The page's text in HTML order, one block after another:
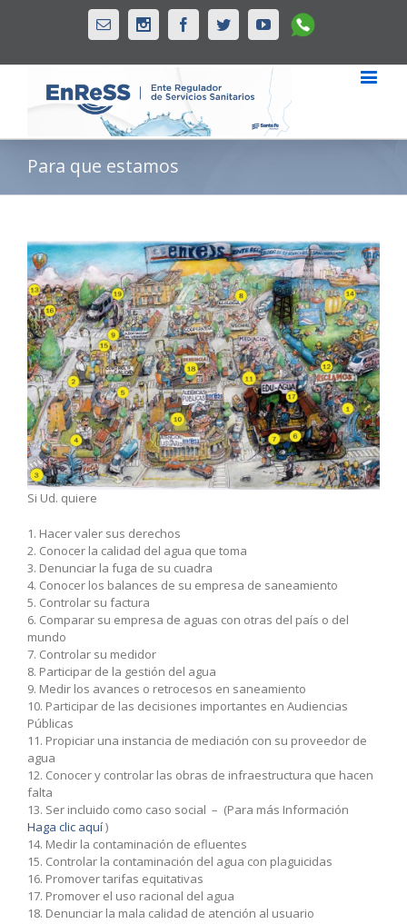
Email InstagramFacebookTwitterYoutubeWhatsapp
Para que estamos
Si Ud. quiere
1. Hacer valer sus derechos
2. Conocer la calidad del agua que toma
3. Denunciar la fuga de su cuadra
4. Conocer los balances de su empresa de saneamiento
5. Controlar su factura
6. Comparar su empresa de aguas con otras del país o del
mundo
7. Controlar su medidor
8. Participar de la gestión del agua
9. Medir los avances o retrocesos en saneamiento
10. Participar de las decisiones importantes en Audiencias
Públicas
11. Propiciar una instancia de mediación con su proveedor de
agua
12. Conocer y controlar las obras de infraestructura que hacen
falta
13. Ser incluido como caso social – (Para más Información
Haga clic aquí)
14. Medir la contaminación de efluentes
15. Controlar la contaminación del agua con plaguicidas
16. Promover tarifas equitativas
17. Promover el uso racional del agua
18. Denunciar la mala calidad de atención al usuario